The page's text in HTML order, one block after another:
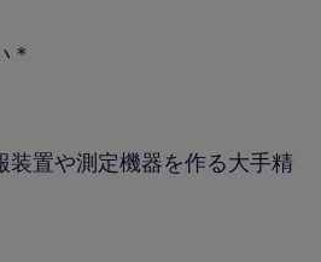
置や測定機器を作る大手精